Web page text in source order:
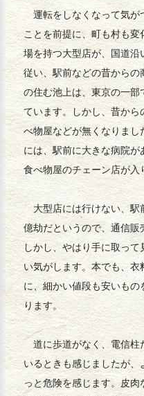
運転をしなくなって気が
ことを前提に、町も村も
場を持つ大型店が、国道沿
従い、駅前などの昔から
の住む池上は、東京の一部
ています。しかし、昔か
べ物屋などが無くなりま
には、駅前に大きな病院
食べ物屋のチェーン店が入
大型店には行けない、駅
億劫だというので、通信販
しかし、やはり手に取っ
い気がします。本でも、
に、細かい値段も安いも
ります。
道に歩道がなく、電信柱
いるときも感じましたが
っと危険を感じます。皮